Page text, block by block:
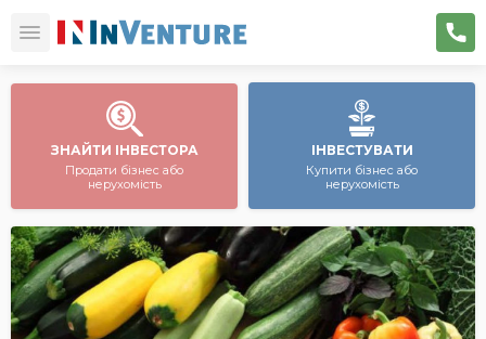
ЗНАЙТИ ІНВЕСТОРА
Продати бізнес або
нерухомість
ІНВЕСТУВАТИ
Купити бізнес або
нерухомість